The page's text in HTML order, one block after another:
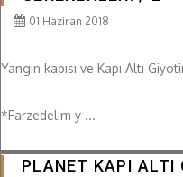
01 Haziran 2018
Yangın kapısı ve Kapı Altı
*Farzedelim y ...
PLANET KAPI ALTI